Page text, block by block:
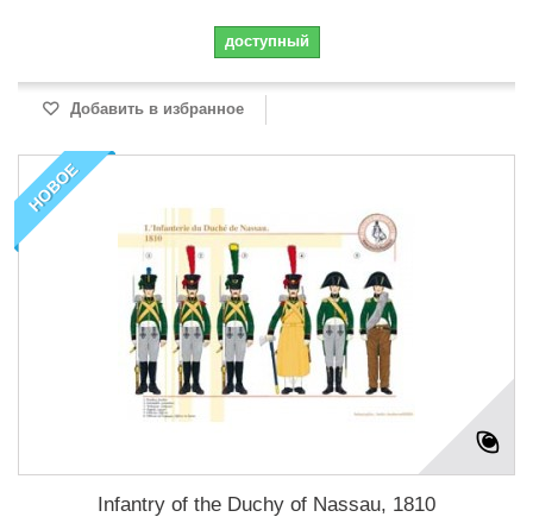
доступный
Добавить в избранное
НОВОЕ
Infantry of the Duchy of Nassau, 1810